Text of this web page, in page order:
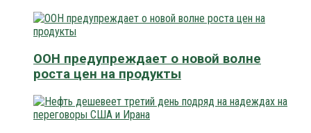
ООН предупреждает о новой волне
роста цен на продукты